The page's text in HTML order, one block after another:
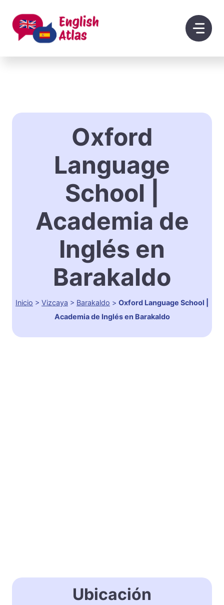
contenido
Oxford
Language
School |
Academia de
Inglés en
Barakaldo
Inicio > Vizcaya > Barakaldo > Oxford Language School |
Academia de Inglés en Barakaldo
Ubicación